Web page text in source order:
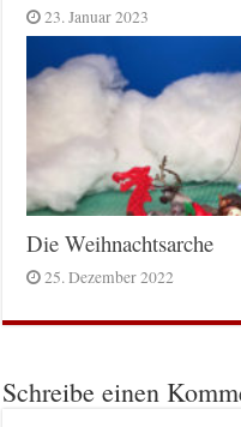
23. Januar 2023
Die Weihnachtsarche
25. Dezember 2022
Schreibe einen